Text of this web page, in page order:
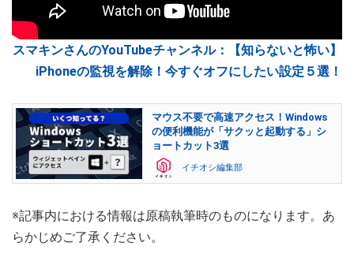
スマキンさんのYouTubeチャンネル：【知らないと怖い】
iPhoneの監視を解除！今すぐオフにしたい設定５選！
マウス不要で高速アクセス！Windows
の便利機能が「サクッと起動する」シ
ョートカット3選
イチオシ編集部
※記事内における情報は原稿執筆時のものになります。あ
らかじめご了承ください。